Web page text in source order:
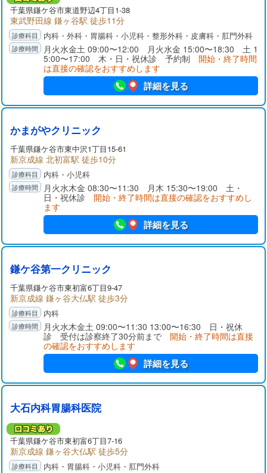
千葉県鎌ケ谷市東道野辺4丁目1-38
東武野田線 鎌ヶ谷駅 徒歩11分
内科・外科・胃腸科・小児科・整形外科・皮膚科・肛門外科
月火水金土 09:00〜12:00 月火水金 15:00〜18:30 土 1
5:00〜17:00 木・日・祝休診 予約制 開始・終了時間
は直接の確認をおすすめします
詳細を見る
かまがやクリニック
千葉県鎌ケ谷市東中沢1丁目15-61
新京成線 北初富駅 徒歩10分
内科・小児科
月火水木金 08:30〜11:30 月木 15:30〜19:00 土・
日・祝休診 開始・終了時間は直接の確認をおすすめし
ます
詳細を見る
鎌ケ谷第一クリニック
千葉県鎌ケ谷市東初富6丁目9-47
新京成線 鎌ヶ谷大仏駅 徒歩3分
内科
月火水木金土 09:00〜11:30 13:00〜16:30 日・祝休
診 受付は診察終了30分前まで 開始・終了時間は直接
の確認をおすすめします
詳細を見る
大石内科胃腸科医院
千葉県鎌ケ谷市東初富6丁目7-16
新京成線 鎌ヶ谷大仏駅 徒歩5分
内科・胃腸科・小児科・肛門外科